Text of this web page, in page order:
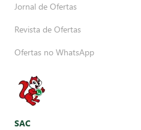
Jornal de Ofertas
Revista de Ofertas
Ofertas no WhatsApp
SAC